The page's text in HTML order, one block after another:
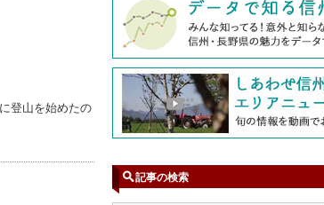
登山を始めたの
記事の検索